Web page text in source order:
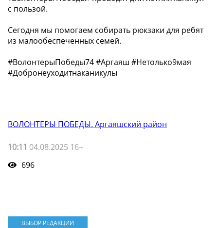
с пользой.
Сегодня мы помогаем собирать рюкзаки для ребят
из малообеспеченных семей.
#ВолонтерыПобеды74 #Аргаяш #Нетолько9мая
#Добронеуходитнаканикулы
ВОЛОНТЕРЫ ПОБЕДЫ. Аргаяшский район
10:11 04.08.2025 16+
696
ВЫБОР РЕДАКЦИИ